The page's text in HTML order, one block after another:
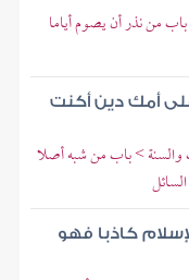
من نذر أن يصوم أياما
أمك دين أكنت
> باب من شبه أصلا
كاذبا فهو